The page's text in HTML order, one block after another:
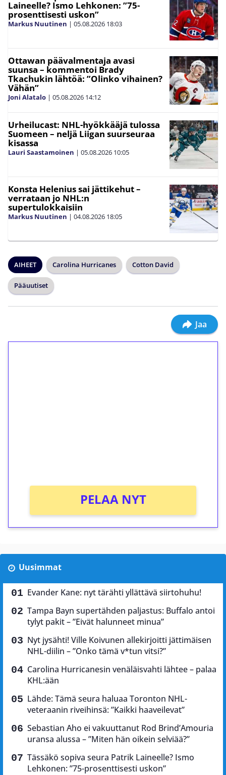
Laineelle? Ismo Lehkonen: ”75-
prosenttisesti uskon”
Markus Nuutinen | 05.08.2026 18:03
Ottawan päävalmentaja avasi
suunsa – kommentoi Brady
Tkachukin lähtöä: ”Olinko vihainen?
Vähän”
Joni Alatalo | 05.08.2026 14:12
Urheilucast: NHL-hyökkääjä tulossa
Suomeen – neljä Liigan suurseuraa
kisassa
Lauri Saastamoinen | 05.08.2026 10:05
Konsta Helenius sai jättikehut –
verrataan jo NHL:n
supertulokkaisiin
Markus Nuutinen | 04.08.2026 18:05
AIHEET Carolina Hurricanes Cotton David
Pääuutiset
Jaa
PELAA NYT
Uusimmat
Evander Kane: nyt tärähti yllättävä siirtohuhu!
Tampa Bayn supertähden paljastus: Buffalo antoi
tylyt pakit – ”Eivät halunneet minua”
Nyt jysähti! Ville Koivunen allekirjoitti jättimäisen
NHL-diilin – ”Onko tämä v*tun vitsi?”
Carolina Hurricanesin venäläisvahti lähtee – palaa
KHL:ään
Lähde: Tämä seura haluaa Toronton NHL-
veteraanin riveihinsä: ”Kaikki haaveilevat”
Sebastian Aho ei vakuuttanut Rod Brind’Amouria
uransa alussa – ”Miten hän oikein selviää?”
Tässäkö sopiva seura Patrik Laineelle? Ismo
Lehkonen: ”75-prosenttisesti uskon”